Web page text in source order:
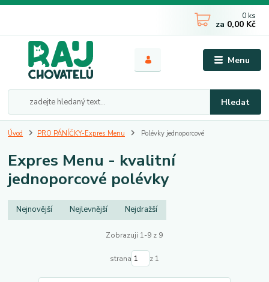
Menu
Hledat
0 ks
za 0,00 Kč
Úvod PRO PÁNÍČKY-Expres Menu Polévky jednoporcové
Expres Menu - kvalitní
jednoporcové polévky
Nejnovější Nejlevnější Nejdražší
Zobrazuji 1-9 z 9
strana z 1